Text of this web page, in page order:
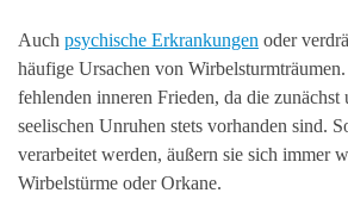
Auch psychische Erkrankungen oder
häufige Ursachen von
fehlenden inneren Frieden, da die zunächst
seelischen Unruhen stets vorhanden sind.
verarbeitet werden, äußern sie sich immer
Wirbelstürme oder Orkane.